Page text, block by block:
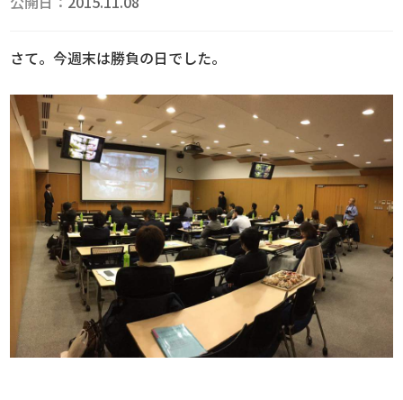
さて。今週末は勝負の日でした。